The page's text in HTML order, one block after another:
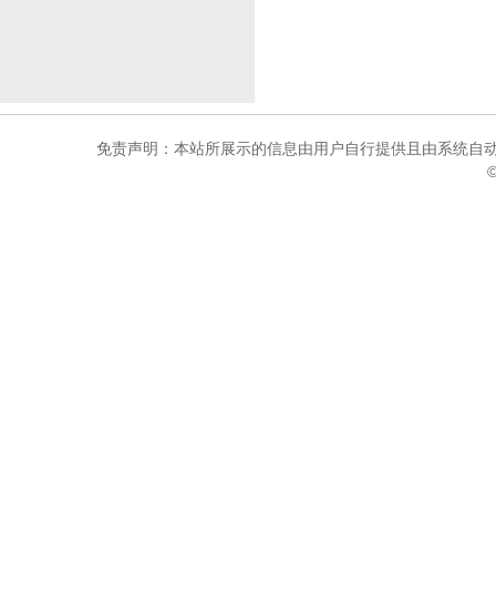
免责声明：本站所展示的信息由用户自行提供且由系统